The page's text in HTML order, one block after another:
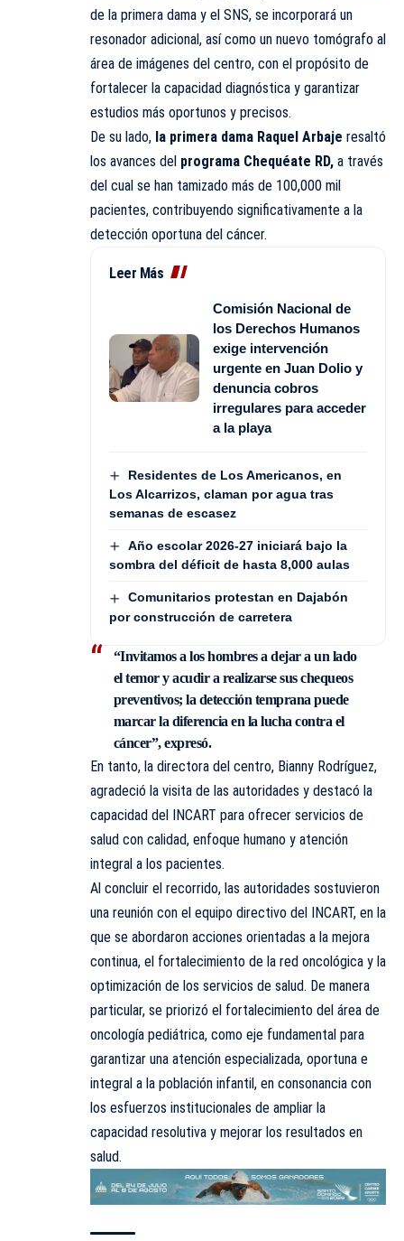
de la primera dama y el SNS, se incorporará un
resonador adicional, así como un nuevo tomógrafo al
área de imágenes del centro, con el propósito de
fortalecer la capacidad diagnóstica y garantizar
estudios más oportunos y precisos.
De su lado, la primera dama Raquel Arbaje resaltó
los avances del programa Chequéate RD, a través
del cual se han tamizado más de 100,000 mil
pacientes, contribuyendo significativamente a la
detección oportuna del cáncer.
Leer Más
Comisión Nacional de
los Derechos Humanos
exige intervención
urgente en Juan Dolio y
denuncia cobros
irregulares para acceder
a la playa
Residentes de Los Americanos, en
Los Alcarrizos, claman por agua tras
semanas de escasez
Año escolar 2026-27 iniciará bajo la
sombra del déficit de hasta 8,000 aulas
Comunitarios protestan en Dajabón
por construcción de carretera
“Invitamos a los hombres a dejar a un lado
el temor y acudir a realizarse sus chequeos
preventivos; la detección temprana puede
marcar la diferencia en la lucha contra el
cáncer”, expresó.
En tanto, la directora del centro, Bianny Rodríguez,
agradeció la visita de las autoridades y destacó la
capacidad del INCART para ofrecer servicios de
salud con calidad, enfoque humano y atención
integral a los pacientes.
Al concluir el recorrido, las autoridades sostuvieron
una reunión con el equipo directivo del INCART, en la
que se abordaron acciones orientadas a la mejora
continua, el fortalecimiento de la red oncológica y la
optimización de los servicios de salud. De manera
particular, se priorizó el fortalecimiento del área de
oncología pediátrica, como eje fundamental para
garantizar una atención especializada, oportuna e
integral a la población infantil, en consonancia con
los esfuerzos institucionales de ampliar la
capacidad resolutiva y mejorar los resultados en
salud.